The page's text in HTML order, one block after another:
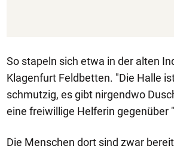
So stapeln sich etwa in der alten
Klagenfurt Feldbetten. "Die Halle
schmutzig, es gibt nirgendwo
eine freiwillige Helferin gegenüber
Die Menschen dort sind zwar